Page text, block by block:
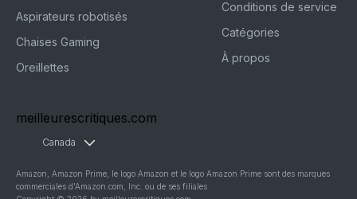
Aspirateurs robotisés
Chaises Gaming
Oreillettes
Conditions de service
Catégories
À propos
meilleurescritiques.com
Canada
Amazon, Amazon Prime, le logo Amazon et le logo Amazon Prime sont des marques
commerciales d'Amazon.com, Inc. ou de ses filiales